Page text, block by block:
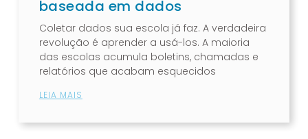
baseada em dados
Coletar dados sua escola já faz. A verdadeira
revolução é aprender a usá-los. A maioria
das escolas acumula boletins, chamadas e
relatórios que acabam esquecidos
LEIA MAIS